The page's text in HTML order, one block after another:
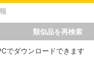
類似品を再検索
でダウンロードできます